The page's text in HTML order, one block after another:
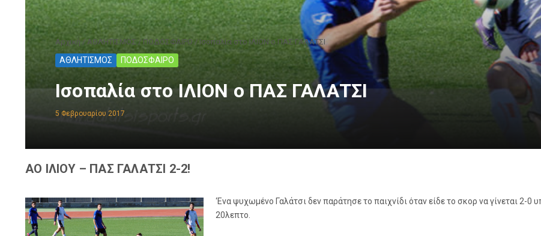
Αρχική/ ΑΘΛΗΤΙΣΜΟΣ /ΠΟΔΟΣΦΑΙΡΟ / Ισοπαλία στο ΙΛΙΟΝ ο ΠΑΣ ΓΑΛΑΤΣΙ
ΑΘΛΗΤΙΣΜΟΣ ΠΟΔΟΣΦΑΙΡΟ
Ισοπαλία στο ΙΛΙΟΝ ο ΠΑΣ ΓΑΛΑΤΣΙ
5 Φεβρουαρίου 2017
ΑΟ ΙΛΙΟΥ – ΠΑΣ ΓΑΛΑΤΣΙ 2-2!
‘Ενα ψυχωμένο Γαλάτσι δεν παράτησε το παιχνίδι όταν είδε το σκορ να γίνεται
20λεπτο.